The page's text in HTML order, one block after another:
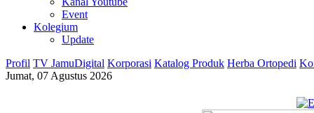
Event
Kolegium
Update
Profil TV JamuDigital Korporasi Katalog Produk Herba Ortopedi
Jumat, 07 Agustus 2026